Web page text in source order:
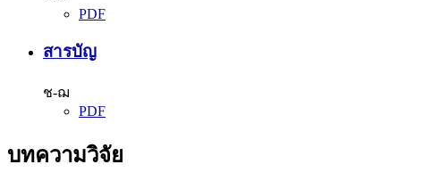
PDF
สารบัญ
ช-ฌ
PDF
บทความวิจัย